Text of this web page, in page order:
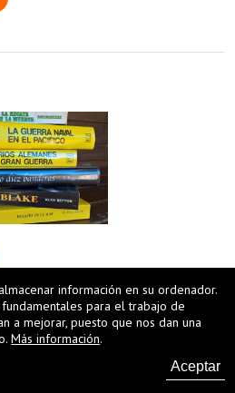
a vela viento 0 comentarios
entrada del mes de octubre, en la que
libros náuticos para pasar […]
información en su ordenador.
para el trabajo de
a mejorar, puesto que nos dan una
Más información.
Aceptar